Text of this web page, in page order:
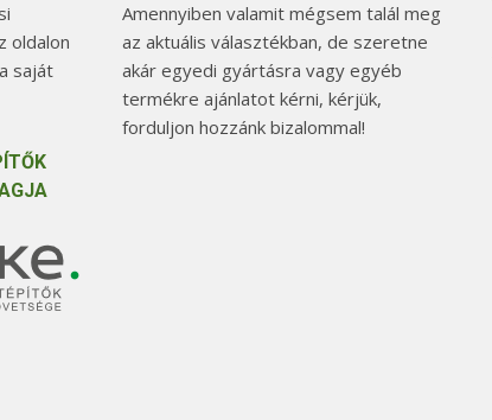
oldalon
saját
Amennyiben valamit mégsem talál meg
az aktuális választékban, de szeretne
akár egyedi gyártásra vagy egyéb
termékre ajánlatot kérni, kérjük,
forduljon hozzánk bizalommal!